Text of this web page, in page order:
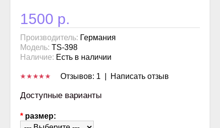
1500 р.
Производитель: Германия
Модель: TS-398
Наличие: Есть в наличии
Отзывов: 1 Написать отзыв
Доступные варианты
* размер: